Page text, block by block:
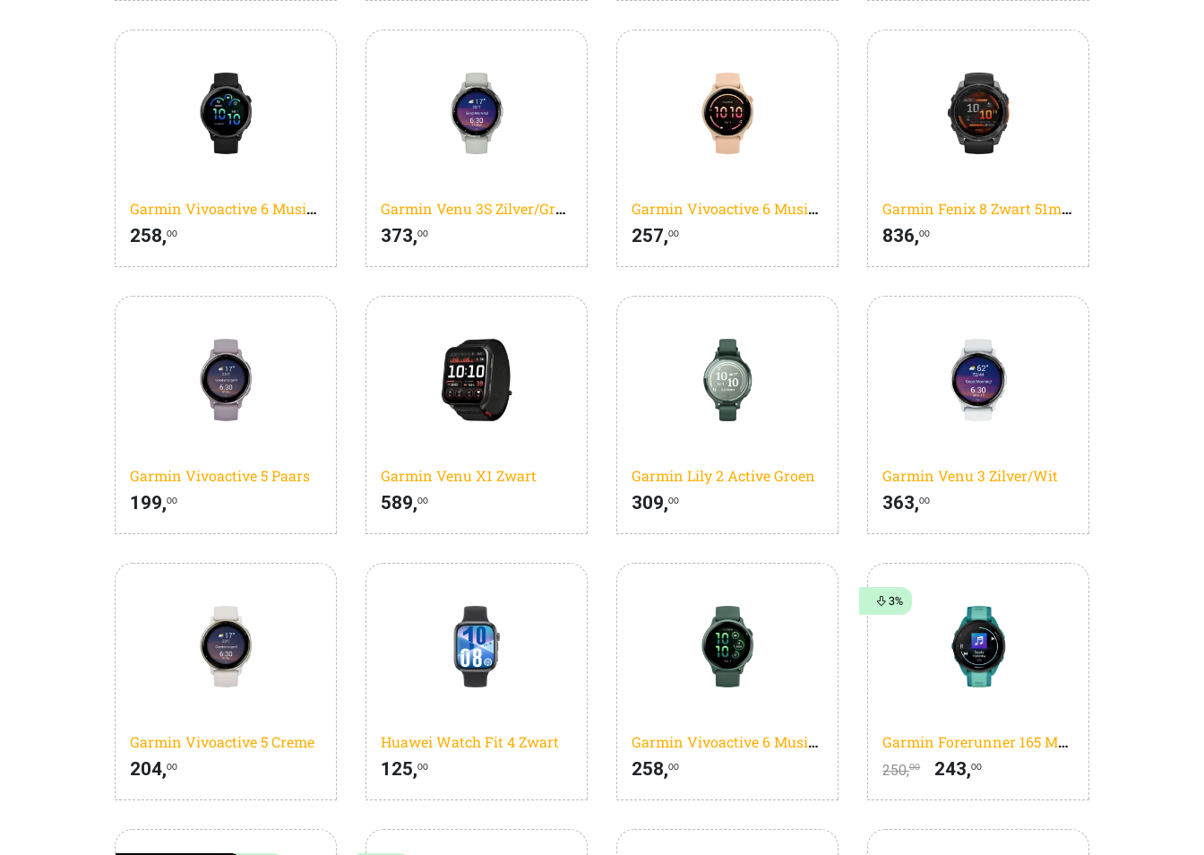
Garmin Vivoactive 6 Music Zwart
258,00
Garmin Venu 3S Zilver/Groen
373,00
Garmin Vivoactive 6 Music Roze
257,00
Garmin Fenix 8 Zwart 51mm
836,00
Garmin Vivoactive 5 Paars
199,00
Garmin Venu X1 Zwart
589,00
Garmin Lily 2 Active Groen
309,00
Garmin Venu 3 Zilver/Wit
363,00
Garmin Vivoactive 5 Creme
204,00
Huawei Watch Fit 4 Zwart
125,00
Garmin Vivoactive 6 Music Groen
258,00
Garmin Forerunner 165 Music Turquoise
250,00 243,00
3%